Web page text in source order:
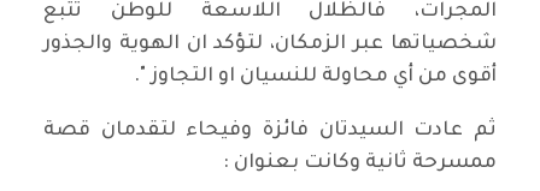
المجرات، فالظلال اللاسعة للوطن تتبع
شخصياتها عبر الزمكان، لتؤكد ان الهوية والجذور
أقوى من أي محاولة للنسيان او التجاوز ".
ثم عادت السيدتان فائزة وفيحاء لتقدمان قصة
ممسرحة ثانية وكانت بعنوان :⁠